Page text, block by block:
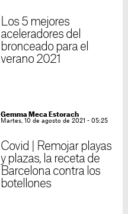
Los 5 mejores
aceleradores del
bronceado para el
verano 2021
Gemma Meca Estorach
Martes, 10 de agosto de 2021 - 05:25
Covid | Remojar playas
y plazas, la receta de
Barcelona contra los
botellones